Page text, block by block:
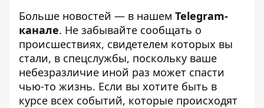
Больше новостей — в нашем Telegram-
канале. Не забывайте сообщать о
происшествиях, свидетелем которых вы
стали, в спецслужбы, поскольку ваше
небезразличие иной раз может спасти
чью-то жизнь. Если вы хотите быть в
курсе всех событий, которые происходят